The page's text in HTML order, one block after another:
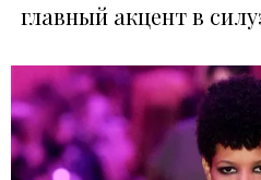
главный акцент в